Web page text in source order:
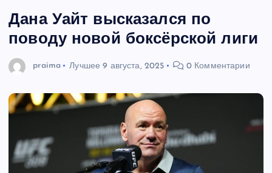
Дана Уайт высказался по
поводу новой боксёрской лиги
praima Лучшее 9 августа, 2025 0 Комментарии